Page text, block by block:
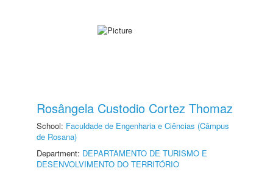
Rosângela Custodio Cortez Thomaz
School: Faculdade de Engenharia e Ciências (Câmpus
de Rosana)
Department: DEPARTAMENTO DE TURISMO E
DESENVOLVIMENTO DO TERRITÓRIO